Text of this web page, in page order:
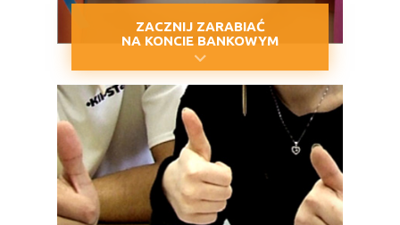
ZACZNIJ ZARABIAĆ
NA KONCIE BANKOWYM